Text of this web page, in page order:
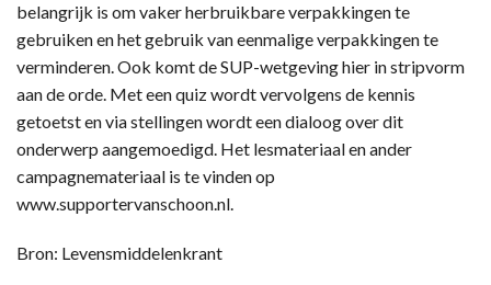
belangrijk is om vaker herbruikbare verpakkingen te
gebruiken en het gebruik van eenmalige verpakkingen te
verminderen. Ook komt de SUP-wetgeving hier in stripvorm
aan de orde. Met een quiz wordt vervolgens de kennis
getoetst en via stellingen wordt een dialoog over dit
onderwerp aangemoedigd. Het lesmateriaal en ander
campagnemateriaal is te vinden op
www.supportervanschoon.nl.
Bron: Levensmiddelenkrant